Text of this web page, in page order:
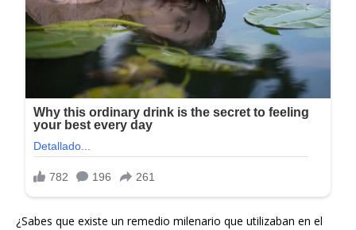
¿Sabes que existe un remedio milenario que utilizaban en el